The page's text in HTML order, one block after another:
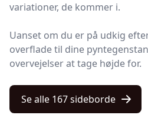
variationer, de kommer i.
Uanset om du er på udkig
overflade til dine
overvejelser at tage højde for.
Se alle 167 sideborde